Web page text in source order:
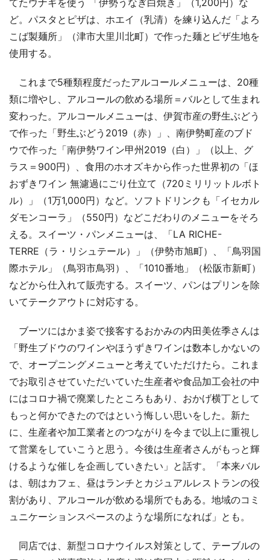
てたウナギを使う 「伊勢うなぎ白焼き」（1,200円）な
ど。パスタとピザは、ホエイ（乳清）を練り込んだ「よろ
こば製麺所」（津市大里川北町）で作った麺とピザ生地を
使用する。
これまで5種類程度だったアルコールメニューは、20種
類に増やし、アルコールの飲める場所＝バルとして生まれ
変わった。アルコールメニューは、伊賀市産の野生ぶどう
で作った「野生ぶどう2019（赤）」、南伊勢町産のブド
ウで作った「南伊勢ワイン甲州2019（白）」（以上、グ
ラス＝900円）、食用のホオズキから作った世界初の「ほ
おずきワイン 無濾過にごり仕立て（720ミリリットルボト
ル）」（1万1,000円）など。ソフトドリンクも「イセカル
ダモンコーラ」（550円）などこだわりのメニューをそろ
える。スイーツ・パンメニューは、「LA RICHE-
TERRE（ラ・リシュテール）」（伊勢市旭町）、「鳥羽国
際ホテル」（鳥羽市鳥羽）、「1010番地」（松阪市新町）
などから仕入れて販売する。スイーツ、パンはプリンを除
いてテークアウトに対応する。
ブーツにはかま姿で接客するおかみの内田美佐季さんは
「野生ブドウのワインやほうずきワインは数本しかないの
で、オープニングメニューと考えていただけたら。これま
でお取引させていただいていた生産者や食品加工会社の中
にはコロナ禍で廃業したところもあり、おかげ横丁として
もっと何かできたのではという悔しい思いをした。新た
に、生産者や加工業者とのつながりを今まで以上に重視し
て営業をしていこうと思う。今後は生産者さんがもっと輝
けるような催しを企画していきたい」と話す。「本来バル
は、朝はカフェ、昼はランチとカジュアルレストランの役
割があり、アルコールが飲める場所でもある。地域のコミ
ュニケーションスペースのような場所になれば」とも。
同店では、新型コロナウイルス対策として、テーブルの